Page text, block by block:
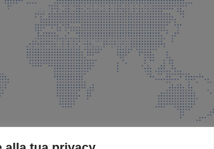
E SPEDIZIONI
32 Grassobbio (BG)
SITE MAP